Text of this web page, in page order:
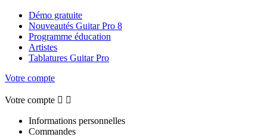
Démo gratuite
Nouveautés Guitar Pro 8
Programme éducation
Artistes
Tablatures Guitar Pro
Votre compte
Votre compte  
Informations personnelles
Commandes